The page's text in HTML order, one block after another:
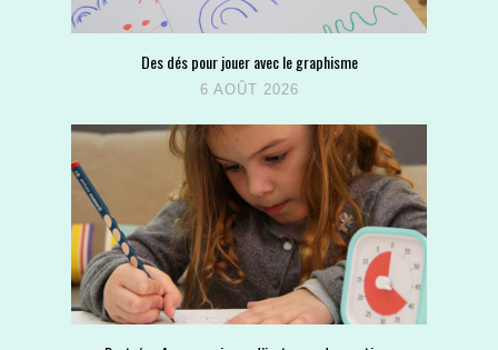
Des dés pour jouer avec le graphisme
6 AOÛT 2026